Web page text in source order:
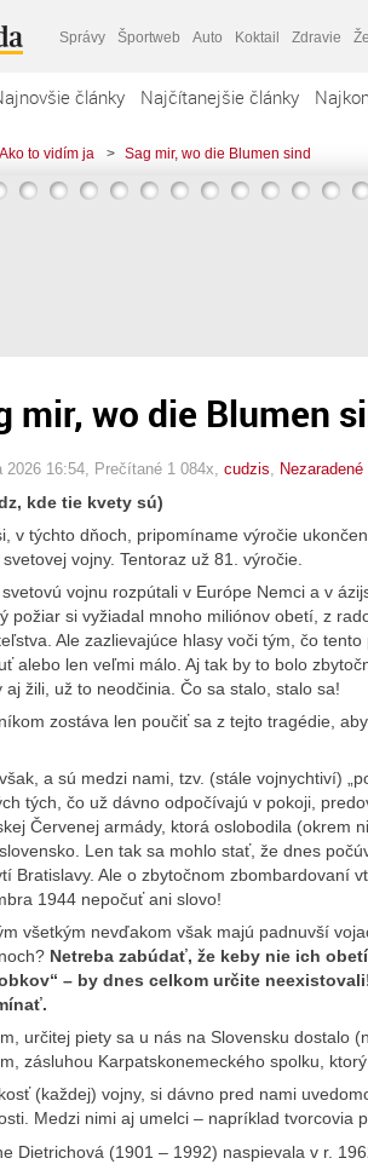
Správy Športweb Auto Koktail Zdravie
články Najčítanejšie články
Ako to vidím ja > Sag mir, wo die Blumen sind
mir, wo die Blumen
2026 16:54 , Prečítané 1 084x, cudzis Nezaradené
kde tie kvety sú)
v týchto dňoch, pripomíname výročie
vojny. Tentoraz už 81. výročie.
vojnu rozpútali v Európe Nemci a v
požiar si vyžiadal mnoho miliónov obetí, z
Ale zazlievajúce hlasy voči tým, čo
alebo len veľmi málo. Aj tak by to bolo
aj žili, už to neodčinia. Čo sa stalo, stalo sa!
zostáva len poučiť sa z tejto tragédie,
a sú medzi nami, tzv. (stále vojnychtiví)
tých, čo už dávno odpočívajú v pokoji,
Červenej armády, ktorá oslobodila (okrem
Len tak sa mohlo stať, že dnes
Bratislavy. Ale o zbytočnom zbombardovaní
1944 nepočuť ani slovo!
všetkým nevďakom však majú padnuvší
Netreba zabúdať, že keby nie ich
– by dnes celkom určite
určitej piety sa u nás na Slovensku dostalo
zásluhou Karpatskonemeckého spolku,
(každej) vojny, si dávno pred nami
Medzi nimi aj umelci – napríklad tvorcovia
Dietrichová (1901 – 1992) naspievala v r.